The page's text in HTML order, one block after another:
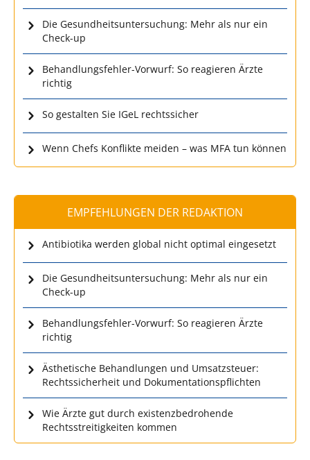
Die Gesundheitsuntersuchung: Mehr als nur ein
Check-up
Behandlungsfehler-Vorwurf: So reagieren Ärzte
richtig
So gestalten Sie IGeL rechtssicher
Wenn Chefs Konflikte meiden – was MFA tun können
EMPFEHLUNGEN DER REDAKTION
Antibiotika werden global nicht optimal eingesetzt
Die Gesundheitsuntersuchung: Mehr als nur ein
Check-up
Behandlungsfehler-Vorwurf: So reagieren Ärzte
richtig
Ästhetische Behandlungen und Umsatzsteuer:
Rechtssicherheit und Dokumentationspflichten
Wie Ärzte gut durch existenzbedrohende
Rechtsstreitigkeiten kommen